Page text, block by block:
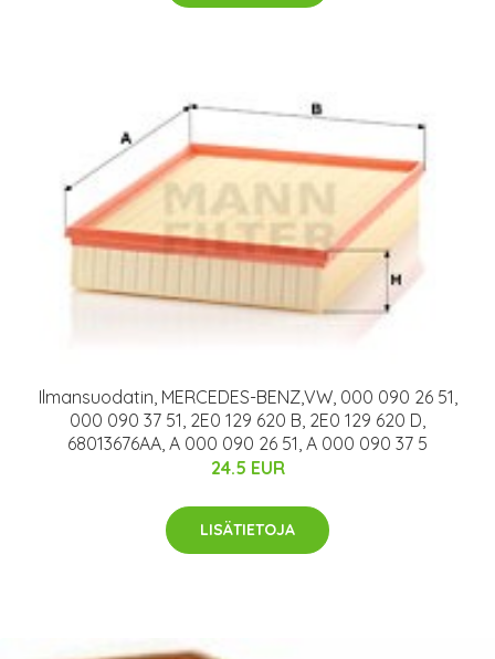
Ilmansuodatin, MERCEDES-BENZ,VW, 000 090 26 51,
000 090 37 51, 2E0 129 620 B, 2E0 129 620 D,
68013676AA, A 000 090 26 51, A 000 090 37 5
24.5 EUR
LISÄTIETOJA